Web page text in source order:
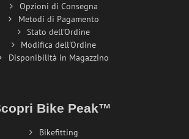
Opzioni di Consegna
Metodi di Pagamento
Stato dell'Ordine
Modifica dell'Ordine
Disponibilità in Magazzino
Bike Peak™
Bikefitting